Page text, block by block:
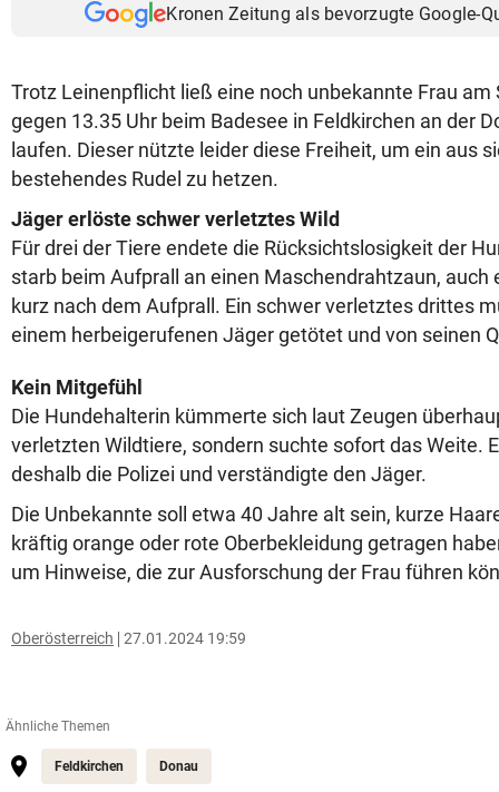
Kronen Zeitung als bevorzugte Google-
Trotz Leinenpflicht ließ eine noch unbekannte Frau
gegen 13.35 Uhr beim Badesee in Feldkirchen an der
laufen. Dieser nützte leider diese Freiheit, um ein aus
bestehendes Rudel zu hetzen.
Jäger erlöste schwer verletztes Wild
Für drei der Tiere endete die Rücksichtslosigkeit der
starb beim Aufprall an einen Maschendrahtzaun, auch
kurz nach dem Aufprall. Ein schwer verletztes drittes
einem herbeigerufenen Jäger getötet und von seinen
Kein Mitgefühl
Die Hundehalterin kümmerte sich laut Zeugen
verletzten Wildtiere, sondern suchte sofort das Weite.
deshalb die Polizei und verständigte den Jäger.
Die Unbekannte soll etwa 40 Jahre alt sein, kurze
kräftig orange oder rote Oberbekleidung getragen
um Hinweise, die zur Ausforschung der Frau führen
Oberösterreich 27.01.2024 19:59
Ähnliche Themen
Feldkirchen Donau